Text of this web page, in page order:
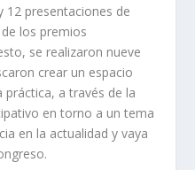
12 presentaciones de
los premios
se realizaron nueve
crear un espacio
a través de la
en torno a un tema
en la actualidad y vaya